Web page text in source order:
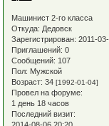
Машинист 2-го класса
Откуда: Дедовск
Зарегистрирован: 2011-
Приглашений: 0
Сообщений: 107
Пол: Мужской
Возраст: 34[1992-01-04]
Провел на форуме:
1 день 18 часов
Последний визит: